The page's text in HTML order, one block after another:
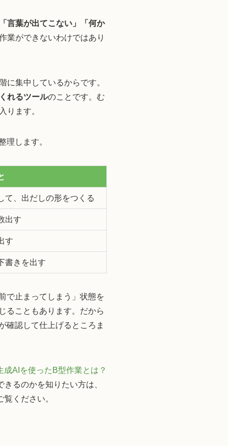
言葉が出てこない」「何か
業ができないわけではあり
に集中しているからです。
れるツールのことです。む
ります。
理します。
て、出だしの形をつくる
出す
す
書きを出す
で止まってしまう」状態を
ることもあります。だから
確認して仕上げるところま
成AIを使ったB型作業とは？
るのかを知りたい方は、
ください。